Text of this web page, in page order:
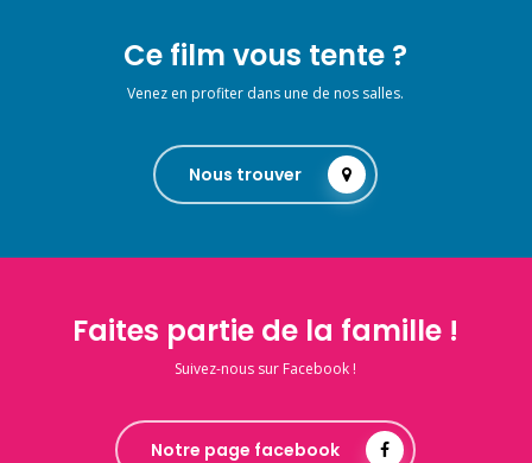
Ce film vous tente ?
Venez en profiter dans une de nos salles.
Nous trouver
Faites partie de la famille !
Suivez-nous sur Facebook !
Notre page facebook